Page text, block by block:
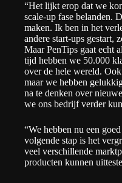
“Het lijkt erop dat we
scale-up fase belanden.
maken. Ik ben in het
andere start-ups gestart,
Maar PenTips gaat echt
tijd hebben we 50.000
over de hele wereld.
maar we hebben
na te denken over
we ons bedrijf verder
“We hebben nu een
volgende stap is het
veel verschillende
producten kunnen